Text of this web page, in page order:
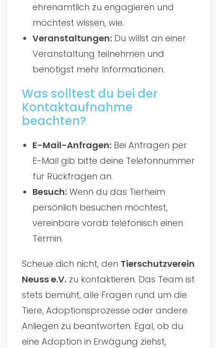
ehrenamtlich zu engagieren und
möchtest wissen, wie.
Veranstaltungen: Du willst an einer
Veranstaltung teilnehmen und
benötigst mehr Informationen.
Was solltest du bei der
Kontaktaufnahme
beachten?
E-Mail-Anfragen: Bei Anfragen per
E-Mail gib bitte deine Telefonnummer
für Rückfragen an.
Besuch: Wenn du das Tierheim
persönlich besuchen möchtest,
vereinbare vorab telefonisch einen
Termin.
Scheue dich nicht, den Tierschutzverein
Neuss e.V. zu kontaktieren. Das Team ist
stets bemüht, alle Fragen rund um die
Tiere, Adoptionsprozesse oder andere
Anliegen zu beantworten. Egal, ob du
eine Adoption in Erwägung ziehst,